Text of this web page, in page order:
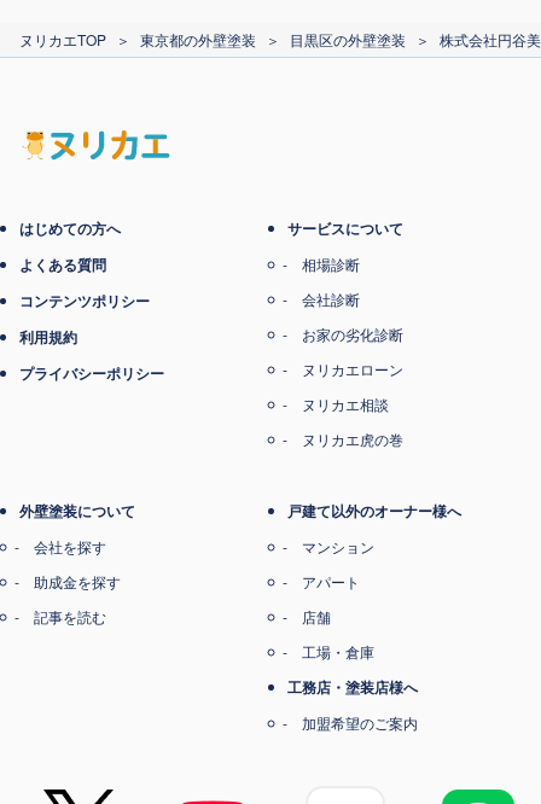
ヌリカエTOP ＞ 東京都の外壁塗装 ＞ 目黒区の外壁塗装 ＞ 株式会社円谷
はじめての方へ
よくある質問
コンテンツポリシー
利用規約
プライバシーポリシー
サービスについて
相場診断
会社診断
お家の劣化診断
ヌリカエローン
ヌリカエ相談
ヌリカエ虎の巻
外壁塗装について
会社を探す
助成金を探す
記事を読む
戸建て以外のオーナー様へ
マンション
アパート
店舗
工場・倉庫
工務店・塗装店様へ
加盟希望のご案内